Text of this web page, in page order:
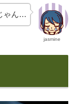
jasmine
ゃん…